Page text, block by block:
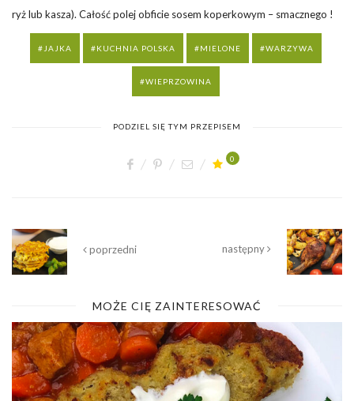
ryż lub kasza). Całość polej obficie sosem koperkowym – smacznego !
JAJKA KUCHNIA POLSKA MIELONE WARZYWA
WIEPRZOWINA
PODZIEL SIĘ TYM PRZEPISEM
0
poprzedni następny
MOŻE CIĘ ZAINTERESOWAĆ